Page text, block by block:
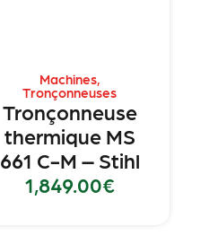
Machines,
Tronçonneuses
Tronçonneuse
thermique MS
661 C-M – Stihl
1,849.00€